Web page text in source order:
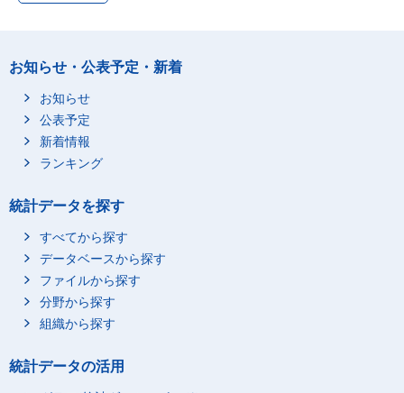
お知らせ・公表予定・新着
お知らせ
公表予定
新着情報
ランキング
統計データを探す
すべてから探す
データベースから探す
ファイルから探す
分野から探す
組織から探す
統計データの活用